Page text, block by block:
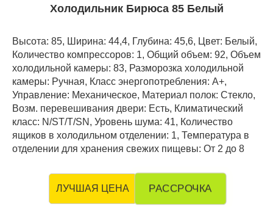
Холодильник Бирюса 85 Белый
Высота: 85, Ширина: 44,4, Глубина: 45,6, Цвет: Белый,
Количество компрессоров: 1, Общий объем: 92, Объем
холодильной камеры: 83, Разморозка холодильной
камеры: Ручная, Класс энергопотребления: А+,
Управление: Механическое, Материал полок: Стекло,
Возм. перевешивания двери: Есть, Климатический
класс: N/ST/T/SN, Уровень шума: 41, Количество
ящиков в холодильном отделении: 1, Температура в
отделении для хранения свежих пищевы: От 2 до 8
ЛУЧШАЯ ЦЕНА РАССРОЧКА